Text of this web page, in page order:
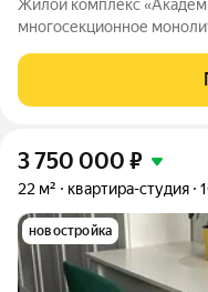
Жилой комплекс
многосекционное
не осуществляется.
территории включает в
3 750 000 ₽
22 м² квартира-студия
новостройка